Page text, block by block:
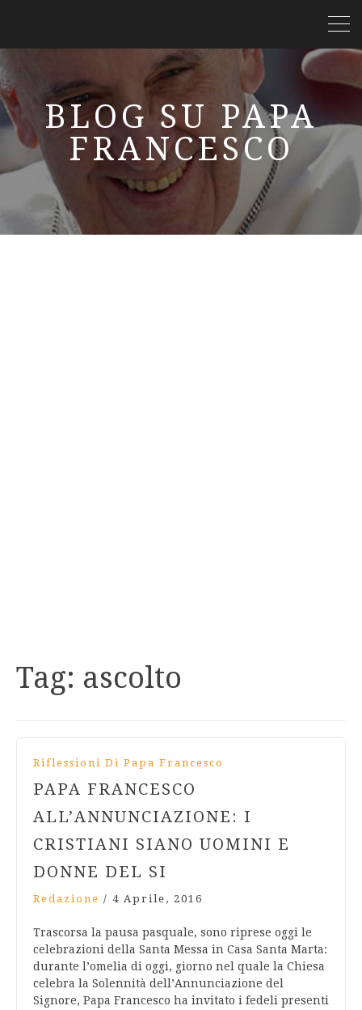
BLOG SU PAPA
FRANCESCO
Tag: ascolto
Riflessioni Di Papa Francesco
PAPA FRANCESCO
ALL’ANNUNCIAZIONE: I
CRISTIANI SIANO UOMINI E
DONNE DEL SI
Redazione / 4 Aprile, 2016
Trascorsa la pausa pasquale, sono riprese oggi le
celebrazioni della Santa Messa in Casa Santa Marta:
durante l’omelia di oggi, giorno nel quale la Chiesa
celebra la Solennità dell’Annunciazione del
Signore, Papa Francesco ha invitato i fedeli presenti